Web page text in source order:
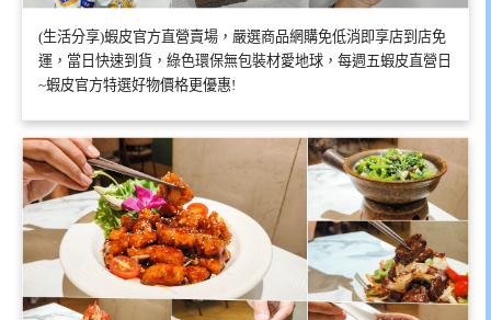
(生活分享)蝦皮官方直營賣場，嚴選商品網購免低消即享店到店免
運，當日快速到貨，綠色環保無包裝材愛地球，每週五蝦皮直營日
~蝦皮官方特選好物價格更優惠!